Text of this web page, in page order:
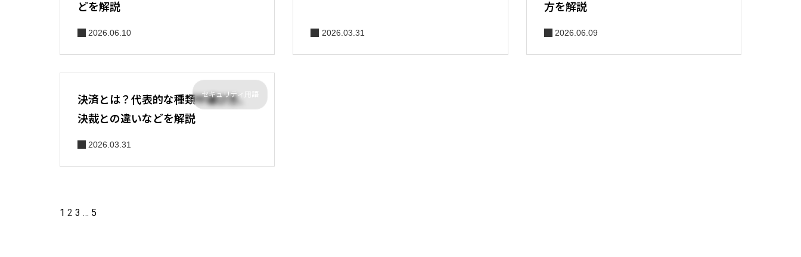
どを解説
2026.06.10 2026.03.31
方を解説
2026.06.09
セキュリティ用語
決済とは？代表的な種類や選び方、
決裁との違いなどを解説
2026.03.31
1 2 3 … 5